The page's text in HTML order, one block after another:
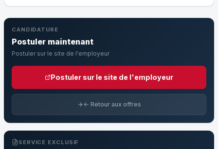
CANDIDATURE
Postuler maintenant
Postuler sur le site de l'employeur
Postuler sur le site de l'employeur
← Retour aux offres
SERVICE EXCLUSIF